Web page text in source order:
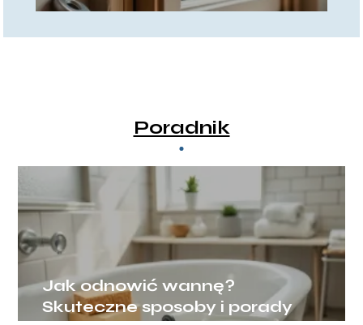
Poradnik
Jak odnowić wannę?
Skuteczne sposoby i porady